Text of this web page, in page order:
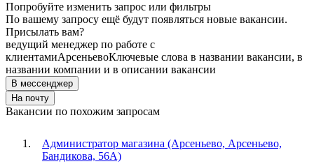
Попробуйте изменить запрос или фильтры
По вашему запросу ещё будут появляться новые вакансии.
Присылать вам?
ведущий менеджер по работе с
клиентамиАрсеньевоКлючевые слова в названии вакансии, в
названии компании и в описании вакансии
В мессенджер
На почту
Вакансии по похожим запросам
Администратор магазина (Арсеньево, Арсеньево,
Бандикова, 56А)